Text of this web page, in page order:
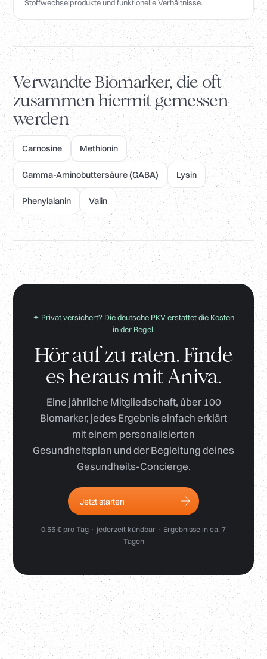
Stoffwechselprodukte und funktionelle Verhältnisse.
Verwandte Biomarker, die oft
zusammen hiermit gemessen
werden
Carnosine Methionin
Gamma-Aminobuttersäure (GABA) Lysin
Phenylalanin Valin
✦ Privat versichert? Die deutsche PKV erstattet die Kosten
in der Regel.
Hör auf zu raten. Finde
es heraus mit Aniva.
Eine jährliche Mitgliedschaft, über 100
Biomarker, jedes Ergebnis einfach erklärt
mit einem personalisierten
Gesundheitsplan und der Begleitung deines
Gesundheits-Concierge.
Jetzt starten
0,55 € pro Tag · jederzeit kündbar · Ergebnisse in ca. 7
Tagen